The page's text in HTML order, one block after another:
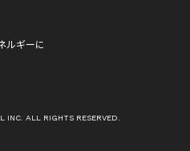
ルギーに
ALL RIGHTS RESERVED.